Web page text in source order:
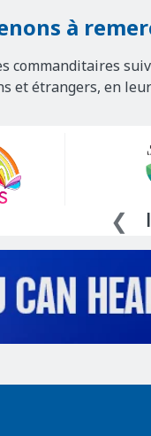
à
commanditaires
et étrangers, en